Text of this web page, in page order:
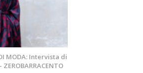
MODA: Intervista di